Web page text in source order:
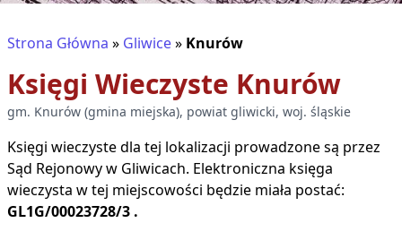
Strona Główna » Gliwice» Knurów
Księgi Wieczyste Knurów
gm. Knurów (gmina miejska), powiat gliwicki, woj. śląskie
Księgi wieczyste dla tej lokalizacji prowadzone są przez
Sąd Rejonowy w Gliwicach. Elektroniczna księga
wieczysta w tej miejscowości będzie miała postać:
GL1G/00023728/3 .